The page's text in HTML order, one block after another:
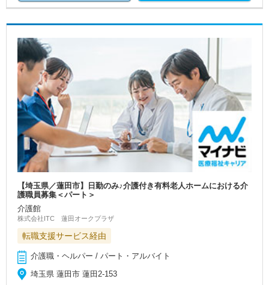
【埼玉県／蓮田市】日勤のみ♪介護付き有料老人ホームにおける介
護職員募集＜パート＞
介護館
株式会社ITC 蓮田オークプラザ
転職支援サービス経由
介護職・ヘルパー / パート・アルバイト
埼玉県 蓮田市 蓮田2-153